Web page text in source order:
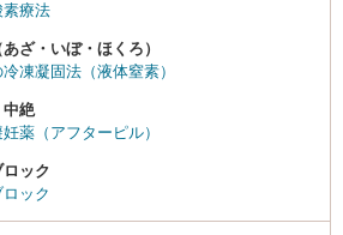
素療法
ざ・いぼ・ほくろ）
凍凝固法（液体窒素）
中絶
薬（アフターピル）
ック
ック